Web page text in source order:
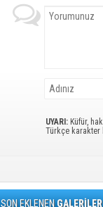
UYARI: Küfür,
Türkçe karakter
SON EKLENENGALERİLER